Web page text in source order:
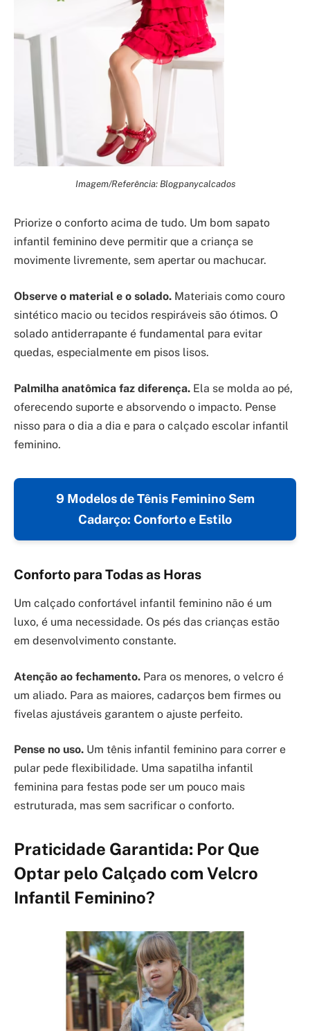
Imagem/Referência: Blogpanycalcados
Priorize o conforto acima de tudo. Um bom sapato
infantil feminino deve permitir que a criança se
movimente livremente, sem apertar ou machucar.
Observe o material e o solado. Materiais como couro
sintético macio ou tecidos respiráveis são ótimos. O
solado antiderrapante é fundamental para evitar
quedas, especialmente em pisos lisos.
Palmilha anatômica faz diferença. Ela se molda ao pé,
oferecendo suporte e absorvendo o impacto. Pense
nisso para o dia a dia e para o calçado escolar infantil
feminino.
9 Modelos de Tênis Feminino Sem
Cadarço: Conforto e Estilo
Conforto para Todas as Horas
Um calçado confortável infantil feminino não é um
luxo, é uma necessidade. Os pés das crianças estão
em desenvolvimento constante.
Atenção ao fechamento. Para os menores, o velcro é
um aliado. Para as maiores, cadarços bem firmes ou
fivelas ajustáveis garantem o ajuste perfeito.
Pense no uso. Um tênis infantil feminino para correr e
pular pede flexibilidade. Uma sapatilha infantil
feminina para festas pode ser um pouco mais
estruturada, mas sem sacrificar o conforto.
Praticidade Garantida: Por Que
Optar pelo Calçado com Velcro
Infantil Feminino?